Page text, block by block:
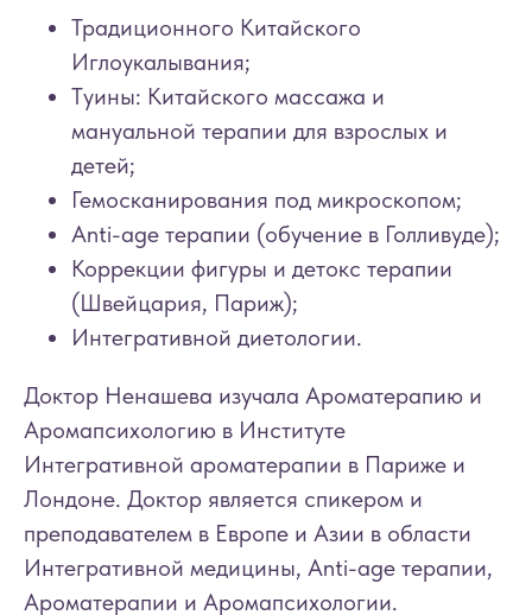
Традиционного Китайского
Иглоукалывания;
Tуины: Китайского массажа и
мануальной терапии для взрослых и
детей;
Гемосканирования под микроскопом;
Anti-age терапии (обучение в Голливуде);
Коррекции фигуры и детокс терапии
(Швейцария, Париж);
Интегративной диетологии.
Доктор Ненашева изучала Ароматерапию и
Аромапсихологию в Институте
Интегративной ароматерапии в Париже и
Лондоне. Доктор является спикером и
преподавателем в Европе и Азии в области
Интегративной медицины, Anti-age терапии,
Ароматерапии и Аромапсихологии.